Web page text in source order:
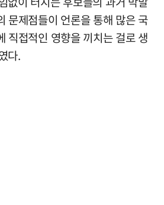
문제점들이 언론을 통해 많은 국
직접적인 영향을 끼치는 걸로 생
다.